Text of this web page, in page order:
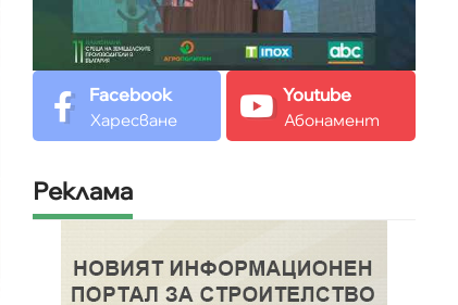
Facebook
Харесване
Youtube
Абонамент
Реклама